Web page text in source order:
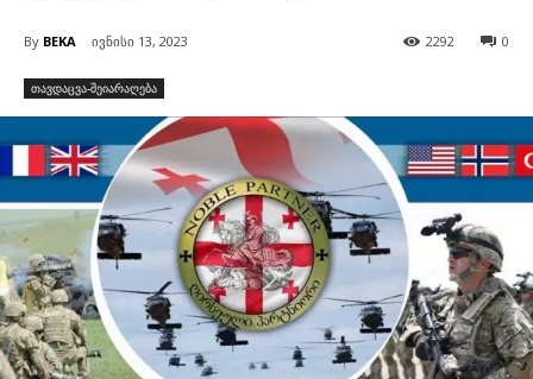
By BEKA ივნისი 13, 2023 0
2292
თავდაცვა-შეიარაღება